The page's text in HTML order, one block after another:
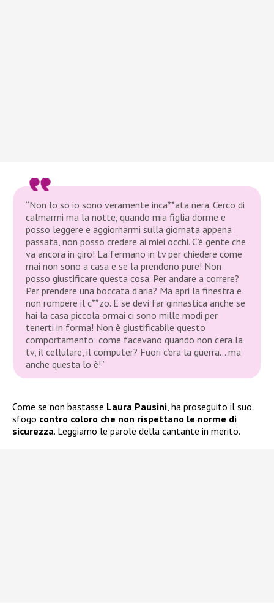
“Non lo so io sono veramente inca**ata nera. Cerco di
calmarmi ma la notte, quando mia figlia dorme e
posso leggere e aggiornarmi sulla giornata appena
passata, non posso credere ai miei occhi. C’è gente che
va ancora in giro! La fermano in tv per chiedere come
mai non sono a casa e se la prendono pure! Non
posso giustificare questa cosa. Per andare a correre?
Per prendere una boccata d’aria? Ma apri la finestra e
non rompere il c**zo. E se devi far ginnastica anche se
hai la casa piccola ormai ci sono mille modi per
tenerti in forma! Non è giustificabile questo
comportamento: come facevano quando non c’era la
tv, il cellulare, il computer? Fuori c’era la guerra… ma
anche questa lo è!”
Come se non bastasse Laura Pausini , ha proseguito il suo
sfogo contro coloro che non rispettano le norme di
sicurezza. Leggiamo le parole della cantante in merito.